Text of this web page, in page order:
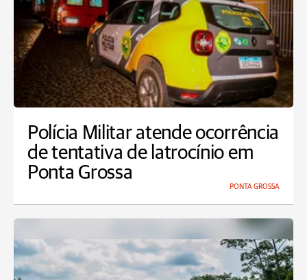
Polícia Militar atende ocorrência
de tentativa de latrocínio em
Ponta Grossa
PONTA GROSSA